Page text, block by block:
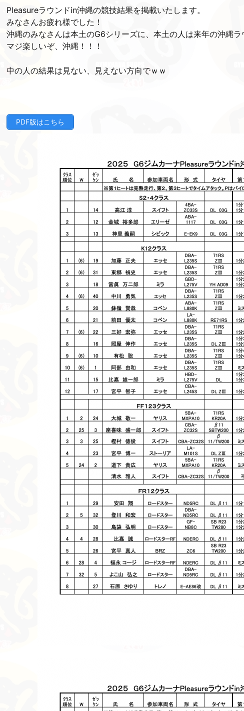
Pleasureラウンドin沖縄の競技結果を掲載いたします。
みなさんお疲れ様でした！
沖縄のみなさんは本土のG6シリーズに、本土の人は来年の沖縄
マジ楽しいぞ、沖縄！！！
中の人の結果は見ない、見えない方向でｗｗ
PDF版はこちら